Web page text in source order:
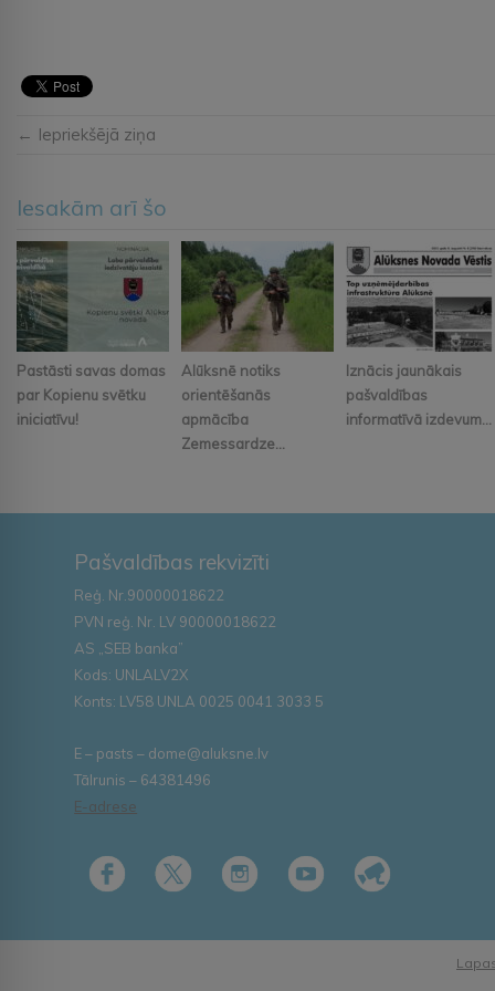
← Iepriekšējā ziņa
Iesakām arī šo
Pastāsti savas domas
par Kopienu svētku
iniciatīvu!
Alūksnē notiks
orientēšanās
apmācība
Zemessardze...
Iznācis jaunākais
pašvaldības
informatīvā izdevum...
Pašvaldības rekvizīti
Reģ. Nr.90000018622
PVN reģ. Nr. LV 90000018622
AS „SEB banka”
Kods: UNLALV2X
Konts: LV58 UNLA 0025 0041 3033 5
E – pasts – dome@aluksne.lv
Tālrunis – 64381496
E-adrese